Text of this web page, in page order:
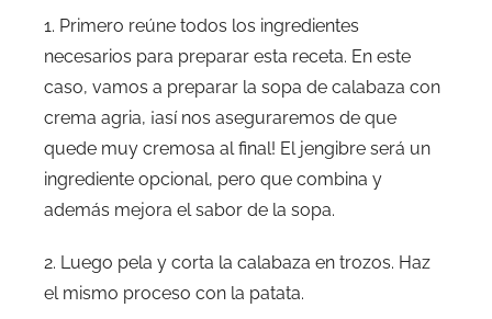
1. Primero reúne todos los ingredientes
necesarios para preparar esta receta. En este
caso, vamos a preparar la sopa de calabaza con
crema agria, ¡así nos aseguraremos de que
quede muy cremosa al final! El jengibre será un
ingrediente opcional, pero que combina y
además mejora el sabor de la sopa.
2. Luego pela y corta la calabaza en trozos. Haz
el mismo proceso con la patata.